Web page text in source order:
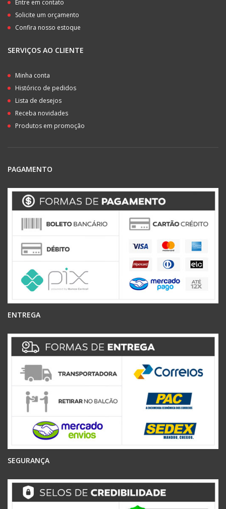
Entre em contato
Solicite um orçamento
Confira nosso estoque
SERVIÇOS AO CLIENTE
Minha conta
Histórico de pedidos
Lista de desejos
Receba novidades
Produtos em promoção
PAGAMENTO
ENTREGA
SEGURANÇA